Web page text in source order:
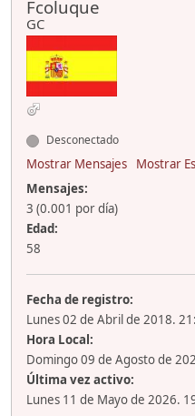
Fcoluque
GC
Desconectado
Mostrar Mensajes
Mostrar
Mensajes:
3 (0.001 por día)
Edad:
58
Fecha de registro:
Lunes 02 de Abril de 2018.
Hora Local:
Domingo 09 de Agosto de
Última vez activo:
Lunes 11 de Mayo de 2026.